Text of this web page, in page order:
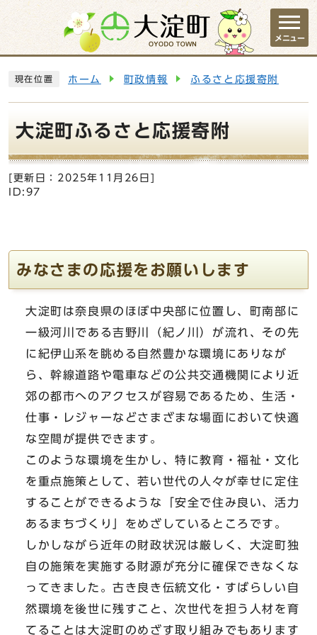
ページの先頭です
メニュー
現在位置 ホーム 町政情報 ふるさと応援寄附
大淀町ふるさと応援寄附
[更新日： 2025年11月26日
ID:97
みなさまの応援をお願いします
大淀町は奈良県のほぼ中央部に位置し、町南部に
一級河川である吉野川（紀ノ川）が流れ、その先
に紀伊山系を眺める自然豊かな環境にありなが
ら、幹線道路や電車などの公共交通機関により近
郊の都市へのアクセスが容易であるため、生活・
仕事・レジャーなどさまざまな場面において快適
な空間が提供できます。
このような環境を生かし、特に教育・福祉・文化
を重点施策として、若い世代の人々が幸せに定住
することができるような「安全で住み良い、活力
あるまちづくり」をめざしているところです。
しかしながら近年の財政状況は厳しく、大淀町独
自の施策を実施する財源が充分に確保できなくな
ってきました。古き良き伝統文化・すばらしい自
然環境を後世に残すこと、次世代を担う人材を育
てることは大淀町のめざす取り組みでもあります